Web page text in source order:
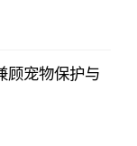
顾宠物保护与